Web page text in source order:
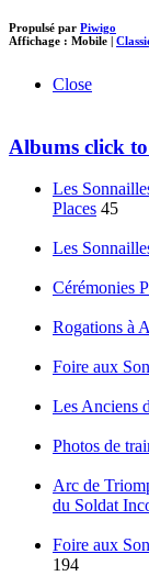
Propulsé par Piwigo
Affichage : Mobile |
Close
Albums click
Les
Places 45
Les
Cérémonies
Rogations à
Foire aux
Les Anciens
Photos de
Arc de
du Soldat
Foire aux
194